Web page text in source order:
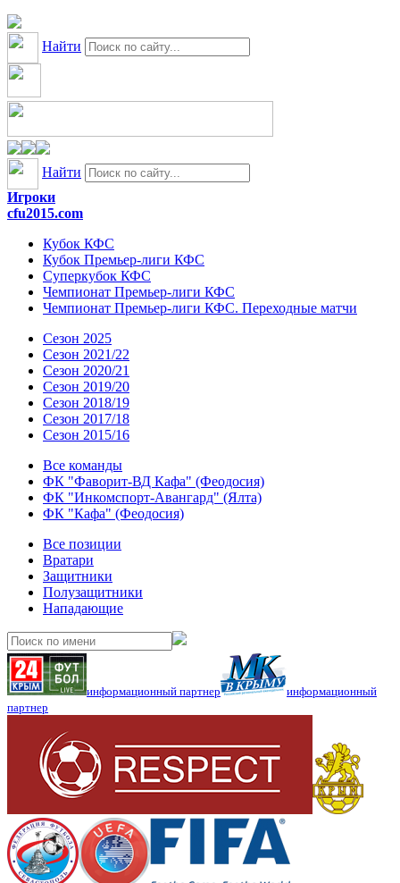
Найти
Найти
Игроки
cfu2015.com
Кубок КФС
Кубок Премьер-лиги КФС
Суперкубок КФС
Чемпионат Премьер-лиги КФС
Чемпионат Премьер-лиги КФС. Переходные матчи
Сезон 2025
Сезон 2021/22
Сезон 2020/21
Сезон 2019/20
Сезон 2018/19
Сезон 2017/18
Сезон 2015/16
Все команды
ФК "Фаворит-ВД Кафа" (Феодосия)
ФК "Инкомспорт-Авангард" (Ялта)
ФК "Кафа" (Феодосия)
Все позиции
Вратари
Защитники
Полузащитники
Нападающие
информационный партнер
информационный
партнер